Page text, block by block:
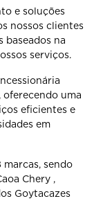
e soluções
nossos clientes
na
serviços.
uma
eficientes e
em
marcas, sendo
Chery ,
Goytacazes